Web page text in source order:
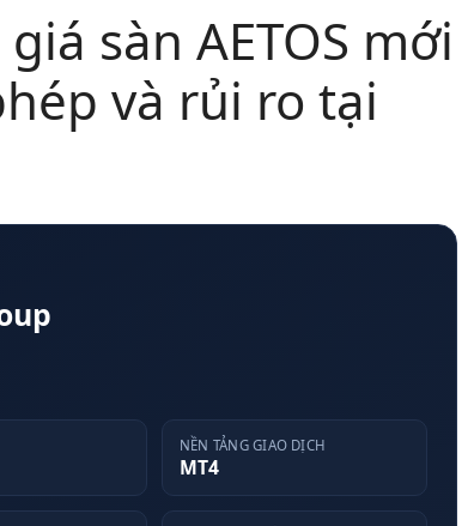
sàn AETOS mới
và rủi ro tại
NỀN TẢNG GIAO DỊCH
MT4